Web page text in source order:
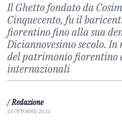
Il Ghetto fondato da
Cinquecento, fu il
fiorentino fino alla sua
Diciannovesimo secolo.
del patrimonio
internazionali
/ Redazione
23 OTTOBRE 2023